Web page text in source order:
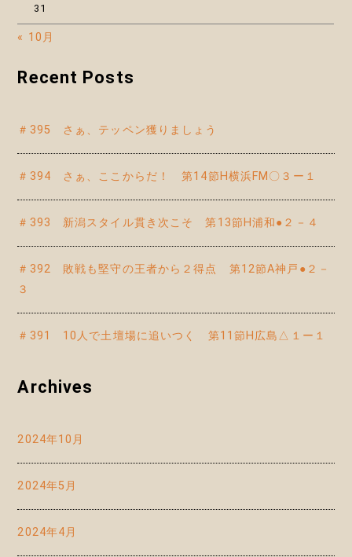
31
« 10月
Recent Posts
＃395 さぁ、テッペン獲りましょう
＃394 さぁ、ここからだ！ 第14節H横浜FM〇３ー１
＃393 新潟スタイル貫き次こそ 第13節H浦和●２－４
＃392 敗戦も堅守の王者から２得点 第12節A神戸●２－
３
＃391 10人で土壇場に追いつく 第11節H広島△１ー１
Archives
2024年10月
2024年5月
2024年4月